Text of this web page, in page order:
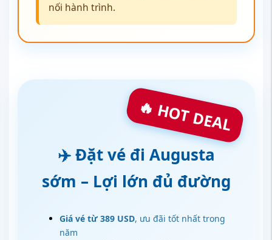
nối hành trình.
🔥 HOT DEAL
✈️ Đặt vé đi Augusta
sớm – Lợi lớn đủ đường
Giá vé từ 389 USD, ưu đãi tốt nhất trong
năm